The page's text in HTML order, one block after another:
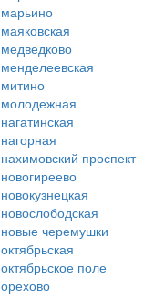
марьино
маяковская
медведково
менделеевская
митино
молодежная
нагатинская
нагорная
нахимовский проспект
новогиреево
новокузнецкая
новослободская
новые черемушки
октябрьская
октябрьское поле
орехово